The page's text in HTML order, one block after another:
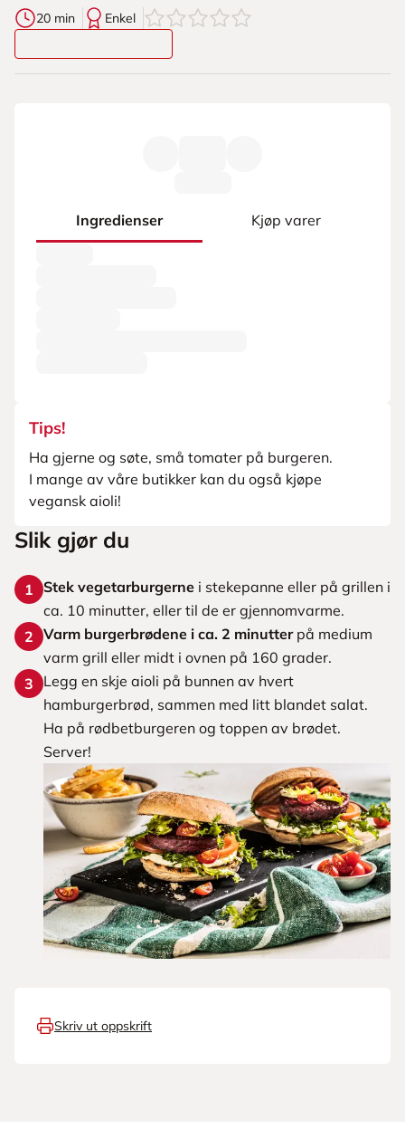
20 min Enkel 0av5stjerner
Ingredienser Kjøp varer
Tips!
Ha gjerne og søte, små tomater på burgeren.
I mange av våre butikker kan du også kjøpe
vegansk aioli!
Slik gjør du
1 Stek vegetarburgerne i stekepanne eller på grillen i
ca. 10 minutter, eller til de er gjennomvarme.
2 Varm burgerbrødene i ca. 2 minutterpå medium
varm grill eller midt i ovnen på 160 grader.
3
Legg en skje aioli på bunnen av hvert
hamburgerbrød, sammen med litt blandet salat.
Ha på rødbetburgeren og toppen av brødet.
Server!
Skriv ut oppskrift